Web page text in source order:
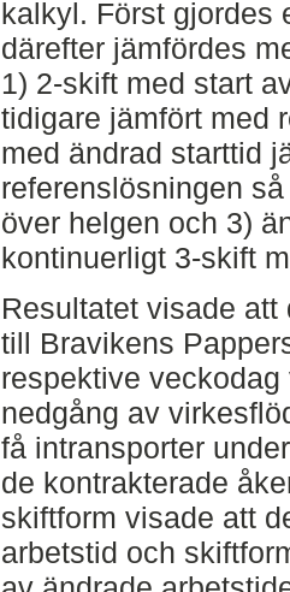
kalkyl. Först gjordes
därefter jämfördes
1) 2-skift med start
tidigare jämfört med
med ändrad starttid
referenslösningen
över helgen och 3)
kontinuerligt 3-skift
Resultatet visade
till Bravikens
respektive
nedgång av
få intransporter
de kontrakterade
skiftform visade att
arbetstid och